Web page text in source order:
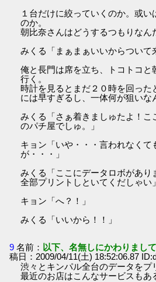
１台だけに絞っていくのか。或
のか。
朝比奈さんはどうするつもりなん
みくる「まぁまぁいいからついて
俺と長門は席を立ち、トコトコと
行く。
時計を見るとまだ２０時を回った
には早すぎるし、一体何が狙いな
みくる「さぁ着きましゅたよ！こ
のパチ屋でしゅ。」
キョン「いや・・・言われなくて
が・・・」
みくる「ここにデータロボがあり
全部プリントしといてくだしゃい」
キョン「へ？！」
みくる「いいから！！」
9 名前： 以下、名無しにかわりまし
稿日：2009/04/11(土) 18:52:06.87
渋々とキンパル全台のデータをプ
最近のお店はこんなサービスもあ